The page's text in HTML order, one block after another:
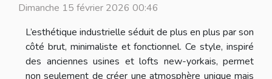
Dimanche 15 février 2026 00:46
L’esthétique industrielle séduit de plus en plus par son
côté brut, minimaliste et fonctionnel. Ce style, inspiré
des anciennes usines et lofts new-yorkais, permet
non seulement de créer une atmosphère unique mais